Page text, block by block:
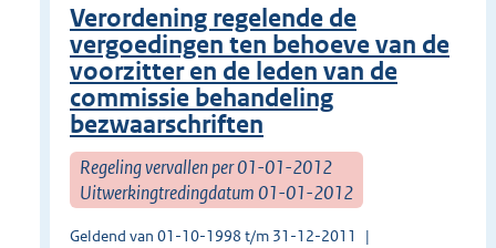
Verordening regelende de
vergoedingen ten behoeve van de
voorzitter en de leden van de
commissie behandeling
bezwaarschriften
Regeling vervallen per 01-01-2012
Uitwerkingtredingdatum 01-01-2012
Geldend van 01-10-1998 t/m 31-12-2011